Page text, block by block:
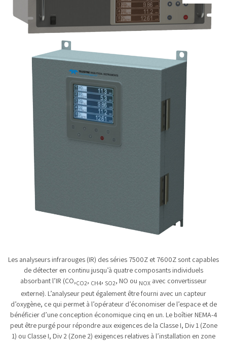
Les analyseurs infrarouges (IR) des séries 7500Z et 7600Z sont capables
de détecter en continu jusqu’à quatre composants individuels
absorbant l’IR (CO,CO2, CH4, SO2, NO ou NOX avec convertisseur
externe). L’analyseur peut également être fourni avec un capteur
d’oxygène, ce qui permet à l’opérateur d’économiser de l’espace et de
bénéficier d’une conception économique cinq en un. Le boîtier NEMA-4
peut être purgé pour répondre aux exigences de la Classe I, Div 1 (Zone
1) ou Classe I, Div 2 (Zone 2) exigences relatives à l’installation en zone